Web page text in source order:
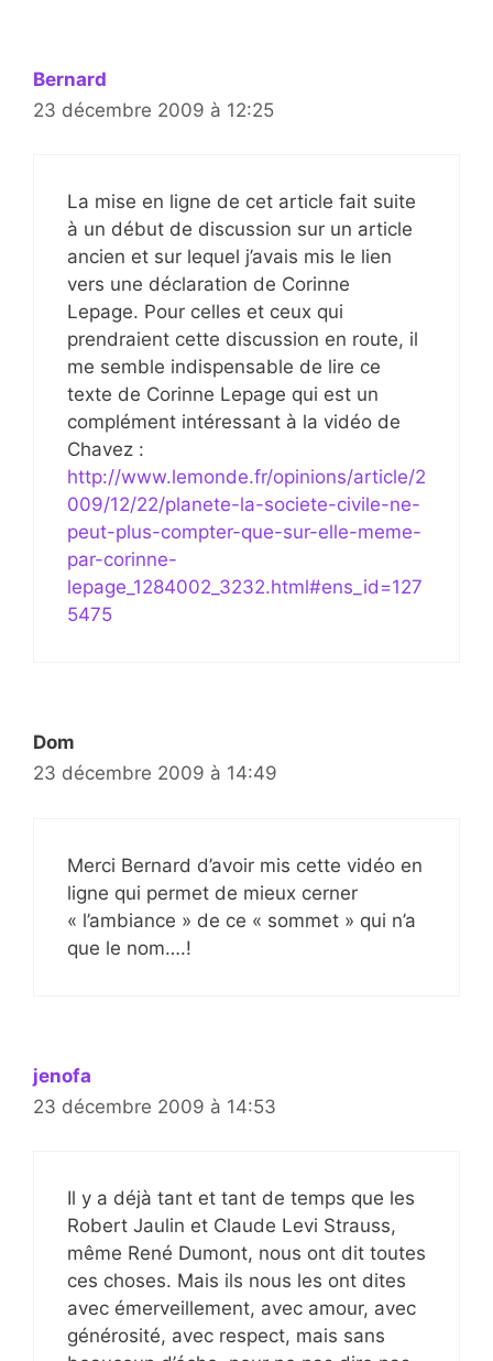
Bernard
23 décembre 2009 à 12:25
La mise en ligne de cet article fait suite
à un début de discussion sur un article
ancien et sur lequel j’avais mis le lien
vers une déclaration de Corinne
Lepage. Pour celles et ceux qui
prendraient cette discussion en route, il
me semble indispensable de lire ce
texte de Corinne Lepage qui est un
complément intéressant à la vidéo de
Chavez :
http://www.lemonde.fr/opinions/article/2
009/12/22/planete-la-societe-civile-ne-
peut-plus-compter-que-sur-elle-meme-
par-corinne-
lepage_1284002_3232.html#ens_id=127
5475
Dom
23 décembre 2009 à 14:49
Merci Bernard d’avoir mis cette vidéo en
ligne qui permet de mieux cerner
« l’ambiance » de ce « sommet » qui n’a
que le nom….!
jenofa
23 décembre 2009 à 14:53
Il y a déjà tant et tant de temps que les
Robert Jaulin et Claude Levi Strauss,
même René Dumont, nous ont dit toutes
ces choses. Mais ils nous les ont dites
avec émerveillement, avec amour, avec
générosité, avec respect, mais sans